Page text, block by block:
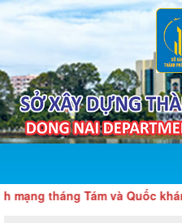
tháng Tám và Quốc khánh 2/